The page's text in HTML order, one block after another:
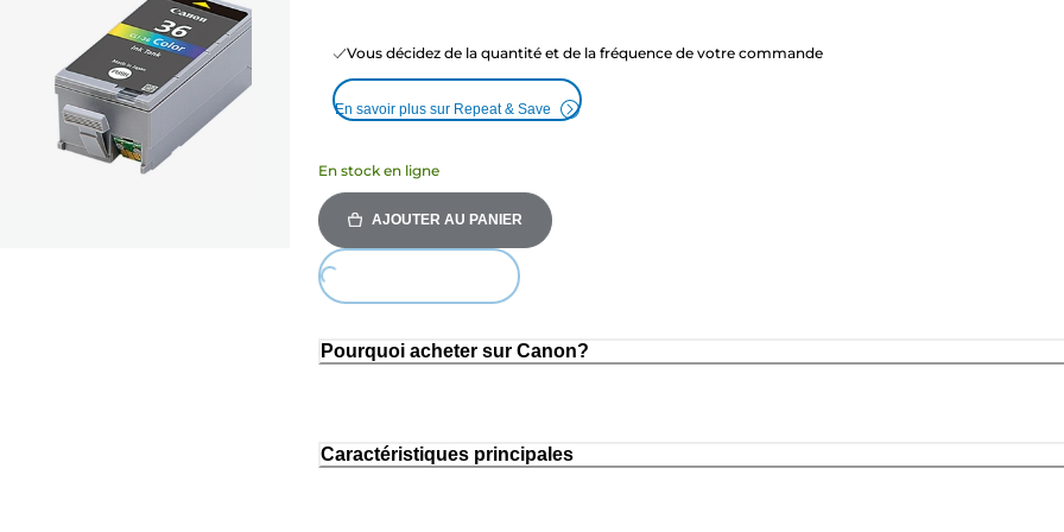
Vous décidez de la quantité et de la fréquence de votre commande
En savoir plus sur Repeat & Save
En stock en ligne
AJOUTER AU PANIER
Loading...
Pourquoi acheter sur Canon?
Caractéristiques principales